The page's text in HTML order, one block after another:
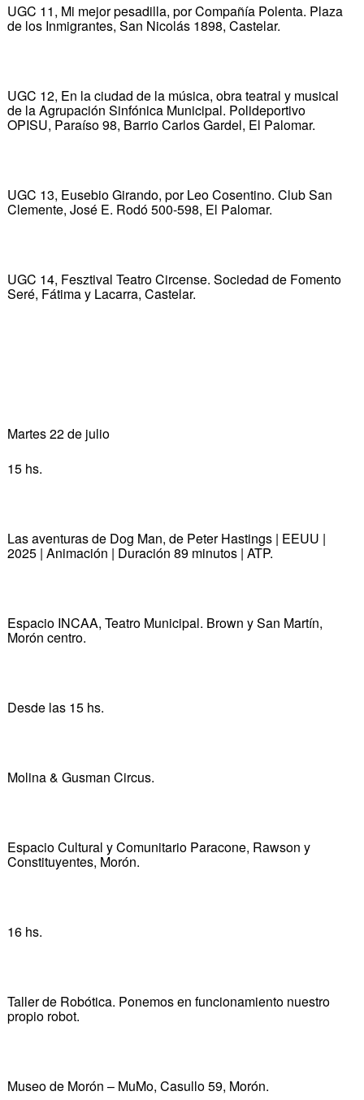
UGC 11, Mi mejor pesadilla, por Compañía Polenta. Plaza
de los Inmigrantes, San Nicolás 1898, Castelar.
UGC 12, En la ciudad de la música, obra teatral y musical
de la Agrupación Sinfónica Municipal. Polideportivo
OPISU, Paraíso 98, Barrio Carlos Gardel, El Palomar.
UGC 13, Eusebio Girando, por Leo Cosentino. Club San
Clemente, José E. Rodó 500-598, El Palomar.
UGC 14, Fesztival Teatro Circense. Sociedad de Fomento
Seré, Fátima y Lacarra, Castelar.
Martes 22 de julio
15 hs.
Las aventuras de Dog Man, de Peter Hastings | EEUU |
2025 | Animación | Duración 89 minutos | ATP.
Espacio INCAA, Teatro Municipal. Brown y San Martín,
Morón centro.
Desde las 15 hs.
Molina & Gusman Circus.
Espacio Cultural y Comunitario Paracone, Rawson y
Constituyentes, Morón.
16 hs.
Taller de Robótica. Ponemos en funcionamiento nuestro
propio robot.
Museo de Morón – MuMo, Casullo 59, Morón.